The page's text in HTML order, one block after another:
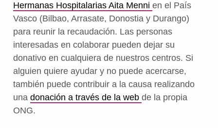
Hermanas Hospitalarias Aita Menni en el País
Vasco (Bilbao, Arrasate, Donostia y Durango)
para reunir la recaudación. Las personas
interesadas en colaborar pueden dejar su
donativo en cualquiera de nuestros centros. Si
alguien quiere ayudar y no puede acercarse,
también puede contribuir a la causa realizando
una donación a través de la web de la propia
ONG.